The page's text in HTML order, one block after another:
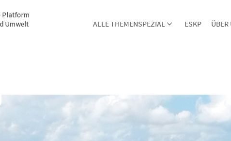
ALLE THEMENSPEZIAL ESKP ÜBER